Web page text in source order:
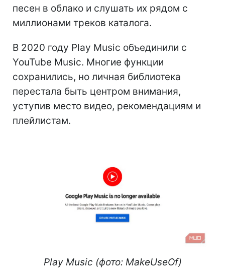
песен в облако и слушать их рядом с
миллионами треков каталога.
В 2020 году Play Music объединили с
YouTube Music. Многие функции
сохранились, но личная библиотека
перестала быть центром внимания,
уступив место видео, рекомендациям и
плейлистам.
Play Music (фото: MakeUseOf)